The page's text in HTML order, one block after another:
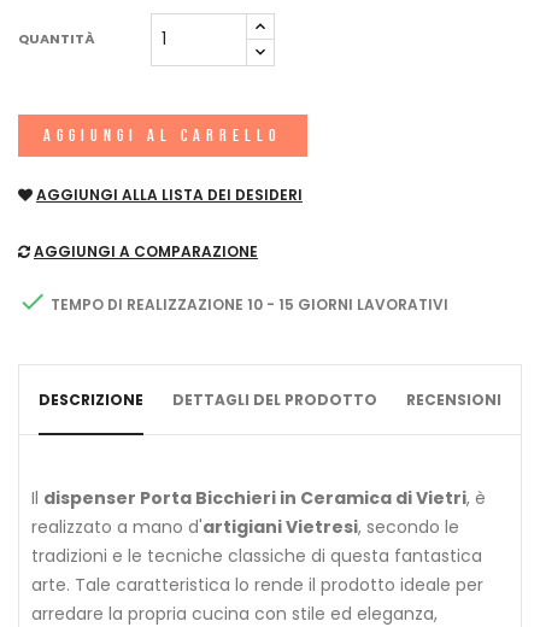
QUANTITÀ
AGGIUNGI AL CARRELLO
AGGIUNGI ALLA LISTA DEI DESIDERI
AGGIUNGI A COMPARAZIONE
 TEMPO DI REALIZZAZIONE 10 - 15 GIORNI LAVORATIVI
DESCRIZIONE DETTAGLI DEL PRODOTTO RECENSIONI
Il dispenser Porta Bicchieri in Ceramica di Vietri, è
realizzato a mano d'artigiani Vietresi, secondo le
tradizioni e le tecniche classiche di questa fantastica
arte. Tale caratteristica lo rende il prodotto ideale per
arredare la propria cucina con stile ed eleganza,